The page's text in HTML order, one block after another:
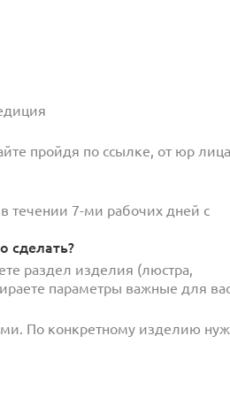
пройдя по ссылке, от юр
течении 7-ми рабочих дней с
сделать?
раздел изделия (люстра,
параметры важные для
По конкретному изделию